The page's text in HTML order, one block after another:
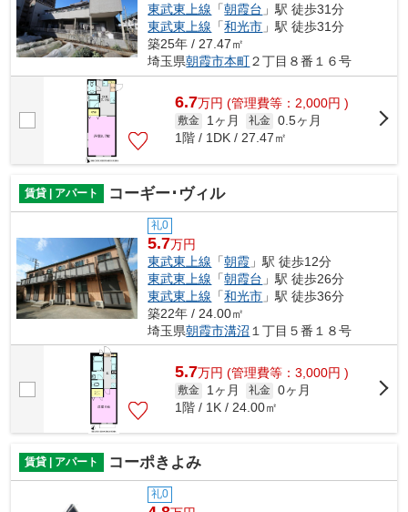
東武東上線 「朝霞台 」駅 徒歩31分
東武東上線 「和光市 」駅 徒歩31分
築25年 / 27.47㎡
埼玉県朝霞市本町２丁目８番１６号
6.7万円 (管理費等：2,000円 )
敷金 1ヶ月 礼金 0.5ヶ月
1階 / 1DK / 27.47㎡
賃貸 | アパート コーギー･ヴィル
礼0
5.7万円
東武東上線 「朝霞 」駅 徒歩12分
東武東上線 「朝霞台 」駅 徒歩26分
東武東上線 「和光市 」駅 徒歩36分
築22年 / 24.00㎡
埼玉県朝霞市溝沼 １丁目５番１８号
5.7万円 (管理費等：3,000円 )
敷金 1ヶ月 礼金 0ヶ月
1階 / 1K / 24.00㎡
賃貸 | アパート コーポきよみ
礼0